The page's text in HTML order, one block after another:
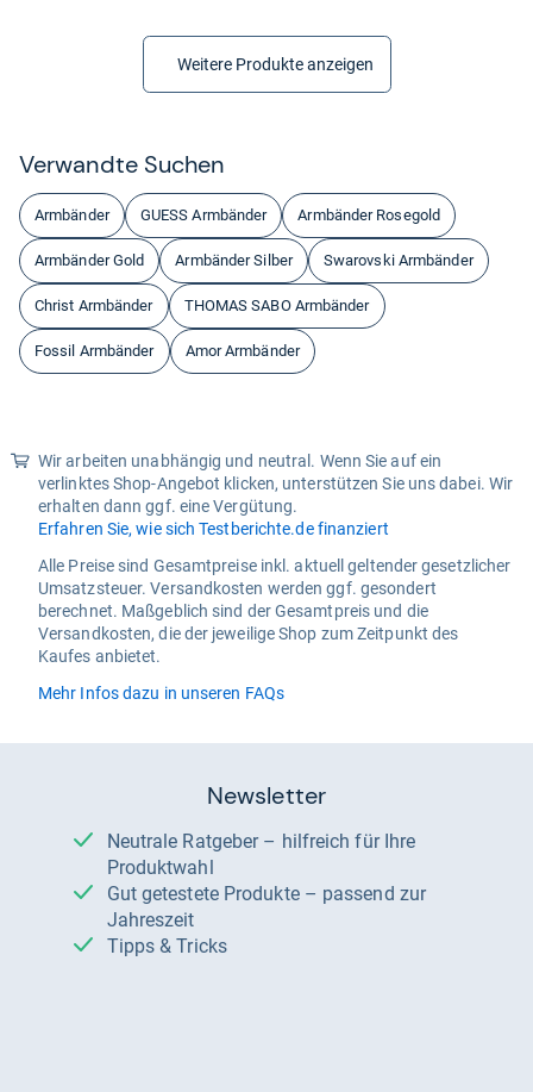
Weitere Produkte anzeigen
Ver­wandte Suchen
Armbänder GUESS Armbänder Armbänder Rosegold
Armbänder Gold Armbänder Silber Swarovski Armbänder
Christ Armbänder THOMAS SABO Armbänder
Fossil Armbänder Amor Armbänder
Wir arbeiten unabhängig und neutral. Wenn Sie auf ein
verlinktes Shop-Angebot klicken, unterstützen Sie uns dabei. Wir
erhalten dann ggf. eine Vergütung.
Erfahren Sie, wie sich Testberichte.de finanziert
Alle Preise sind Gesamtpreise inkl. aktuell geltender gesetzlicher
Umsatzsteuer. Versandkosten werden ggf. gesondert
berechnet. Maßgeblich sind der Gesamtpreis und die
Versandkosten, die der jeweilige Shop zum Zeitpunkt des
Kaufes anbietet.
Mehr Infos dazu in unseren FAQs
Newsletter
Neutrale Ratgeber – hilfreich für Ihre
Produktwahl
Gut getestete Produkte – passend zur
Jahreszeit
Tipps & Tricks